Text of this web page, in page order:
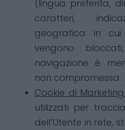
(lingua preferita,
caratteri,
geografica in
vengono
navigazione è
non compromessa.
Cookie di
utilizzati per
dell’Utente in rete,